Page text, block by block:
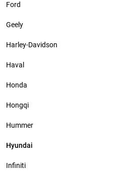
Ford
Geely
Harley-Davidson
Haval
Honda
Hongqi
Hummer
Hyundai
Infiniti